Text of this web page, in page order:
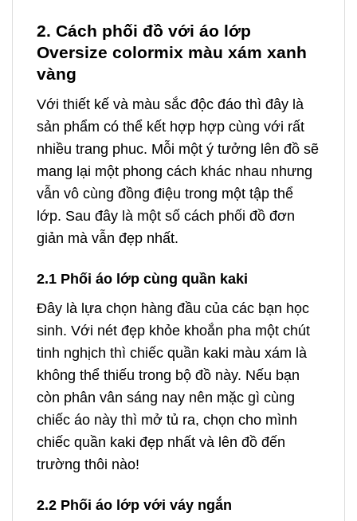
2. Cách phối đồ với áo lớp
Oversize colormix màu xám xanh
vàng
Với thiết kế và màu sắc độc đáo thì đây là
sản phẩm có thể kết hợp hợp cùng với rất
nhiều trang phuc. Mỗi một ý tưởng lên đồ sẽ
mang lại một phong cách khác nhau nhưng
vẫn vô cùng đồng điệu trong một tập thể
lớp. Sau đây là một số cách phối đồ đơn
giản mà vẫn đẹp nhất.
2.1 Phối áo lớp cùng quần kaki
Đây là lựa chọn hàng đầu của các bạn học
sinh. Với nét đẹp khỏe khoắn pha một chút
tinh nghịch thì chiếc quần kaki màu xám là
không thể thiếu trong bộ đồ này. Nếu bạn
còn phân vân sáng nay nên mặc gì cùng
chiếc áo này thì mở tủ ra, chọn cho mình
chiếc quần kaki đẹp nhất và lên đồ đến
trường thôi nào!
2.2 Phối áo lớp với váy ngắn